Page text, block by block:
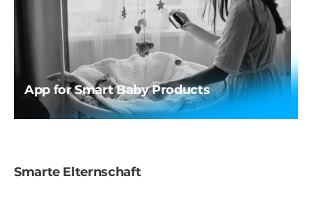
App for Smart Baby Products
Smarte Elternschaft